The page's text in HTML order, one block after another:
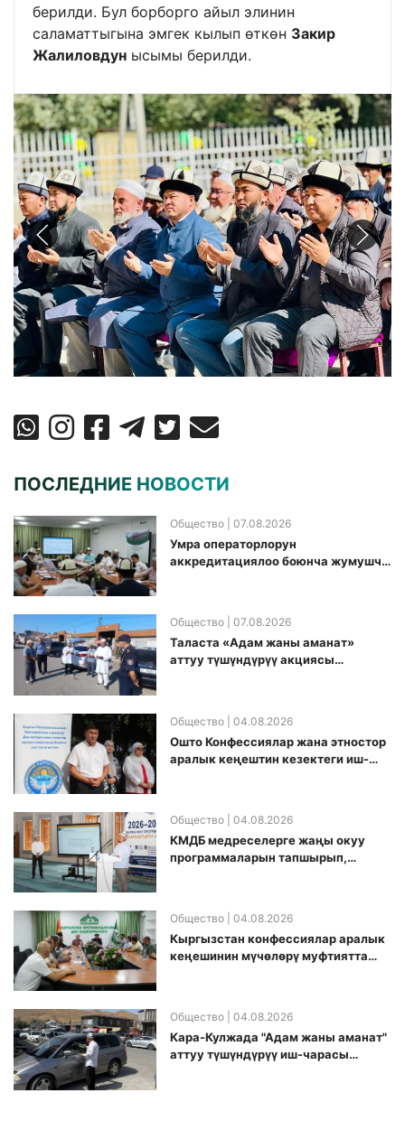
берилди. Бул борборго айыл элинин
саламаттыгына эмгек кылып өткөн Закир
Жалиловдун ысымы берилди.
ПОСЛЕДНИЕ НОВОСТИ
Общество | 07.08.2026
Умра операторлорун
аккредитациялоо боюнча жумушчу
Общество | 07.08.2026
Таласта «Адам жаны аманат»
аттуу түшүндүрүү акциясы
Общество | 04.08.2026
Ошто Конфессиялар жана этностор
аралык кеңештин кезектеги иш-
Общество | 04.08.2026
КМДБ медреселерге жаңы окуу
программаларын тапшырып,
Общество | 04.08.2026
Кыргызстан конфессиялар аралык
кеӊешинин мүчөлөрү муфтиятта
Общество | 04.08.2026
Кара-Кулжада "Адам жаны аманат"
аттуу түшүндүрүү иш-чарасы